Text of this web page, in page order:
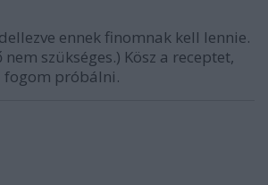
ennek finomnak kell lennie.
szükséges.) Kösz a receptet,
fogom próbálni.